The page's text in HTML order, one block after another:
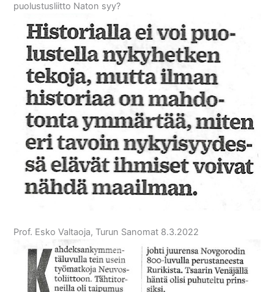
puolustusliitto Naton syy?
Prof. Esko Valtaoja, Turun Sanomat 8.3.2022